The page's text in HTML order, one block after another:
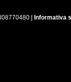
| Informativa